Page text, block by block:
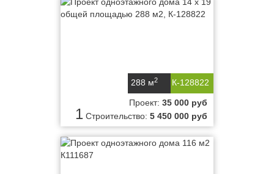
К-128822
288 м2
1
Проект: 35 000 руб
Строительство: 5 450 000 руб